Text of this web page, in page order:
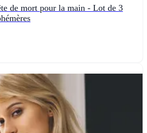
de mort pour la main - Lot de 3